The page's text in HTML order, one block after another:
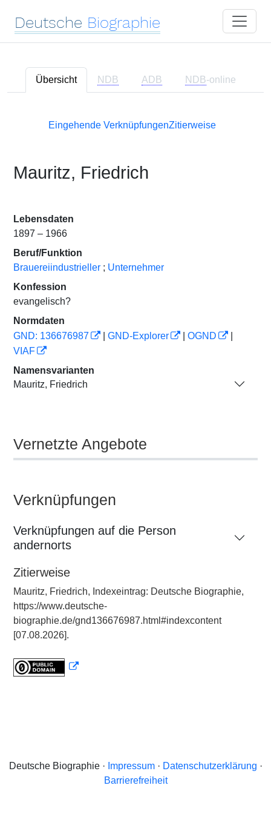
Deutsche Biographie
Übersicht NDB ADB NDB-online
Eingehende VerknüpfungenZitierweise
Mauritz, Friedrich
Lebensdaten
1897 – 1966
Beruf/Funktion
Brauereiindustrieller ; Unternehmer
Konfession
evangelisch?
Normdaten
GND: 136676987
GND-Explorer OGND
VIAF
Namensvarianten
Mauritz, Friedrich
Vernetzte Angebote
Verknüpfungen
Verknüpfungen auf die Person
andernorts
Zitierweise
Mauritz, Friedrich, Indexeintrag: Deutsche Biographie,
https://www.deutsche-
biographie.de/gnd136676987.html#indexcontent
[07.08.2026].
Deutsche Biographie · Impressum· Datenschutzerklärung ·
Barrierefreiheit